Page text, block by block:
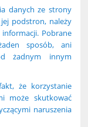
danych ze strony
podstron, należy
Pobrane
sposób, ani
żadnym innym
że korzystanie
może skutkować
naruszenia